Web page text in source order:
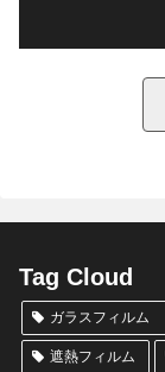
Tag Cloud
ガラスフィルム
遮熱フィルム